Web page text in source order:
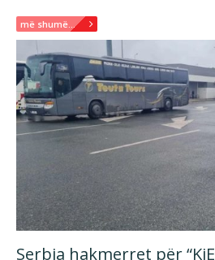
më shumë...
Serbia hakmerret për